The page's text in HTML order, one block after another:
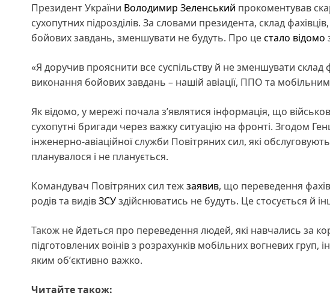
Президент України Володимир Зеленський прокоментував
сухопутних підрозділів. За словами президента, склад
бойових завдань, зменшувати не будуть. Про цестало відомо
«Я доручив прояснити все суспільству й не зменшувати склад
виконання бойових завдань – нашій авіації, ППО та
Як відомо, у мережі почала з’являтися інформація, що
сухопутні бригади через важку ситуацію на фронті. Згодом
інженерно-авіаційної служби Повітряних сил, які
планувалося і не планується.
Командувач Повітряних сил тежзаявив, що переведення
родів та видівЗСУздійснюватись не будуть. Це стосується й
Також не йдеться про переведення людей, які навчались за
підготовлених воїнів з розрахунків мобільних вогневих груп,
яким обʼєктивно важко.
Читайте також: